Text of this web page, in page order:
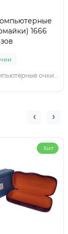
1666
Детские компьютерные очки 1666 красно-розов
Хит